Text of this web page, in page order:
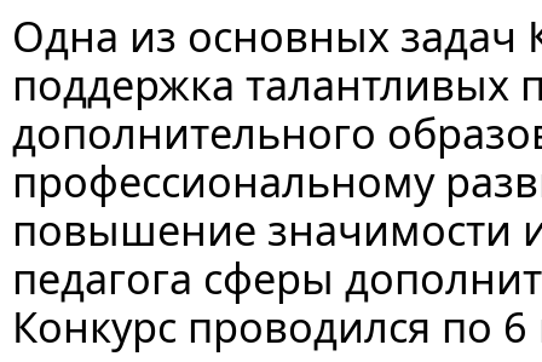
Одна из основных задач
поддержка талантливых
дополнительного
профессиональному
повышение значимости
педагога сферы
Конкурс проводился по